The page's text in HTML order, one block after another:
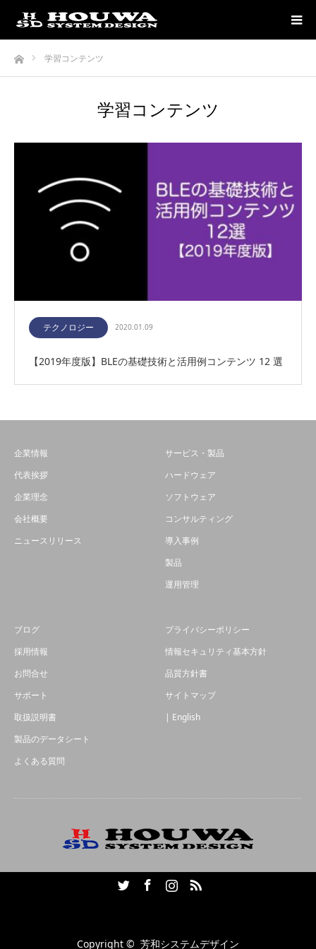
ホーム学習コンテンツ
学習コンテンツ
テクノロジー 2020.01.09
【2019年度版】BLEの基礎技術と活用例コンテンツ 12 選
企業情報
代表挨拶
企業理念
会社概要
ニュースリリース
サービス・製品
ハードウェア
ソフトウェア
コンサルティング
導入事例
製品
運用管理
ブログ
採用情報
お問合せ
サポート
取扱説明書
製品のデータシート
よくある質問
プライバシーポリシー
情報セキュリティ基本方針
品質方針書
サイトマップ
| English
Copyright © 芳和システムデザイン